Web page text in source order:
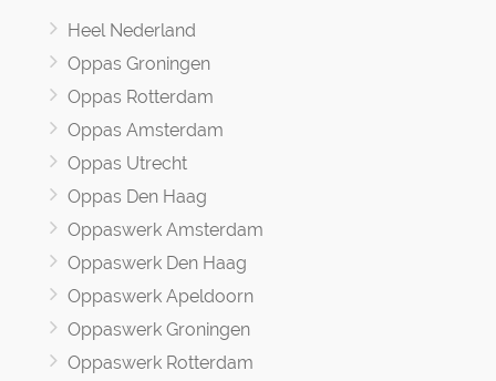
Heel Nederland
Oppas Groningen
Oppas Rotterdam
Oppas Amsterdam
Oppas Utrecht
Oppas Den Haag
Oppaswerk Amsterdam
Oppaswerk Den Haag
Oppaswerk Apeldoorn
Oppaswerk Groningen
Oppaswerk Rotterdam